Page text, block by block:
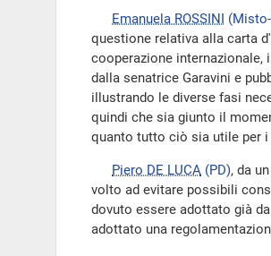
Emanuela ROSSINI
questione relativa alla carta
cooperazione
dalla senatrice Garavini e
illustrando le diverse fasi
quindi che sia giunto il
quanto tutto ciò sia utile per
Piero DE LUCA (PD), da
volto ad evitare possibili
dovuto essere adottato già
adottato una